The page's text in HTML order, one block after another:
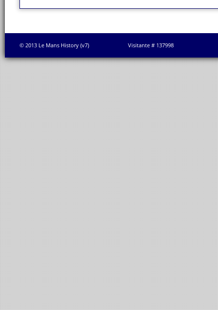
© 2013 Le Mans History (v7) Visitante # 137998